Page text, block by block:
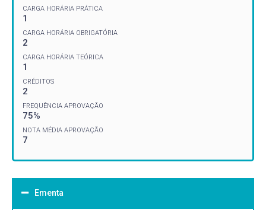
CARGA HORÁRIA PRÁTICA
1
CARGA HORÁRIA OBRIGATÓRIA
2
CARGA HORÁRIA TEÓRICA
1
CRÉDITOS
2
FREQUÊNCIA APROVAÇÃO
75%
NOTA MÉDIA APROVAÇÃO
7
Ementa